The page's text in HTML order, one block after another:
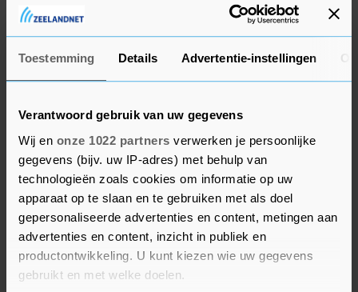
Toestemming Details Advertentie-instellingen
Verantwoord gebruik van uw gegevens
Wij en onze 1022 partners verwerken je persoonlijke
gegevens (bijv. uw IP-adres) met behulp van
technologieën zoals cookies om informatie op uw
apparaat op te slaan en te gebruiken met als doel
gepersonaliseerde advertenties en content, metingen aan
advertenties en content, inzicht in publiek en
productontwikkeling. U kunt kiezen wie uw gegevens
gebruikt en met welke doelen.
In de Premier League is sinds 9 maart niet meer
gespeeld. Er staan nog 92 wedstrijden op het
programma en Liverpool is de ongenaakbare